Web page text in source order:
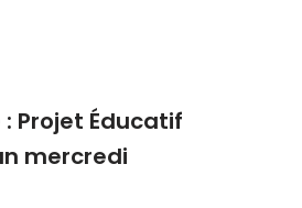
Projet Éducatif
mercredi